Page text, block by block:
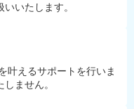
いたします。
叶えるサポートを⾏いま
ません。